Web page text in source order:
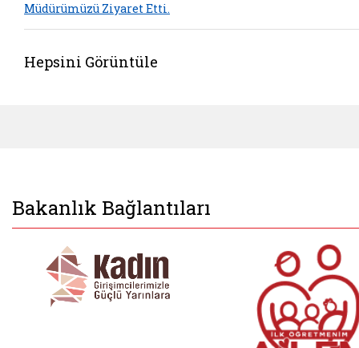
Müdürümüzü Ziyaret Etti.
Hepsini Görüntüle
Bakanlık Bağlantıları